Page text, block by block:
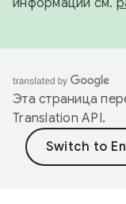
информации см.
Эта страница
Translation API.